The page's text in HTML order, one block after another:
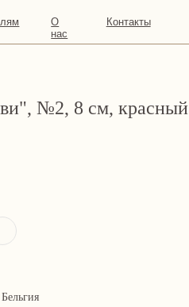
Контакты Каталог
№2, 8 см, красный